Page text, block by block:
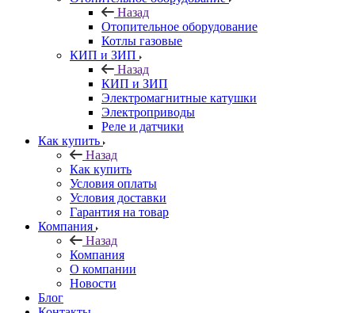
Назад
Отопительное оборудование
Котлы газовые
КИП и ЗИП
Назад
КИП и ЗИП
Электромагнитные катушки
Электроприводы
Реле и датчики
Как купить
Назад
Как купить
Условия оплаты
Условия доставки
Гарантия на товар
Компания
Назад
Компания
О компании
Новости
Блог